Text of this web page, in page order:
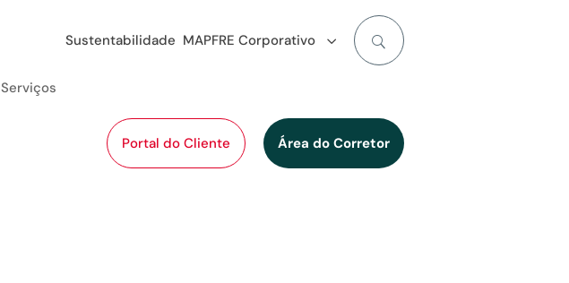
Sustentabilidade MAPFRE Corporativo
Portal do Cliente Área do Corretor
Serviços